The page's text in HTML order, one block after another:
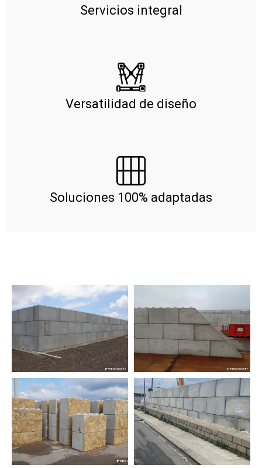
Servicios integral
Versatilidad de diseño
Soluciones 100% adaptadas